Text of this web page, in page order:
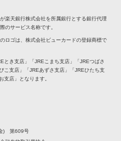
楽天銀行株式会社を所属銀行とする銀行代理
のサービス名称です。
ロゴは、株式会社ビューカードの登録商標で
とき支店」「JREこまち支店」「JREつばさ
こ支店」「JREあずさ支店」「JREひたち支
支店」となります。
) 第609号